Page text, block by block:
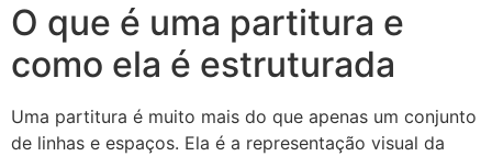
O que é uma partitura e
como ela é estruturada
Uma partitura é muito mais do que apenas um conjunto
de linhas e espaços. Ela é a representação visual da